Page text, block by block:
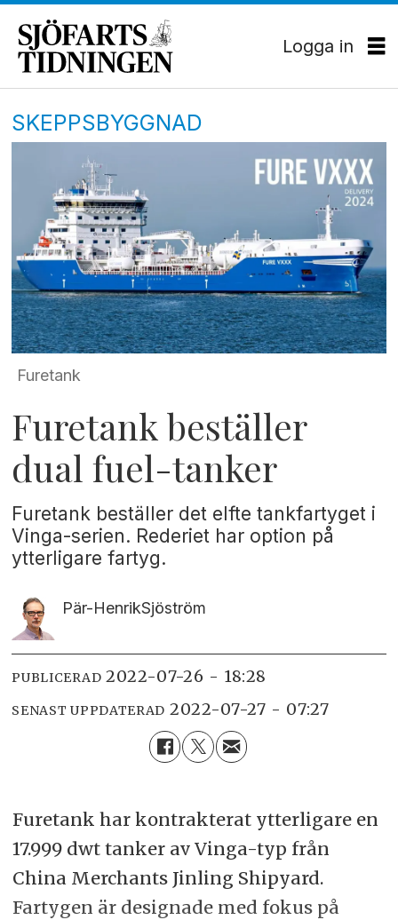
Logga in
SKEPPSBYGGNAD
Furetank
Furetank beställer
dual fuel-tanker
Furetank beställer det elfte tankfartyget i
Vinga-serien. Rederiet har option på
ytterligare fartyg.
Pär-HenrikSjöström
PUBLICERAD 2022-07-26 - 18:28
SENAST UPPDATERAD 2022-07-27 - 07:27
Furetank har kontrakterat ytterligare en
17.999 dwt tanker av Vinga-typ från
China Merchants Jinling Shipyard.
Fartygen är designade med fokus på